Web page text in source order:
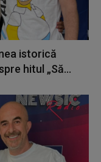
istorică
hitul „Să...